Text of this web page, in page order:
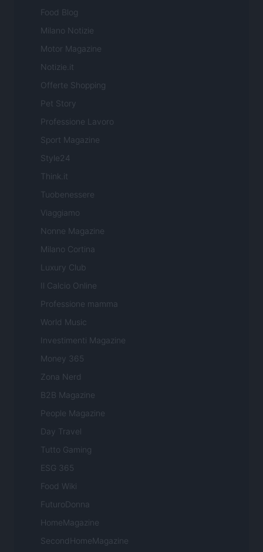
Food Blog
Milano Notizie
Motor Magazine
Notizie.it
Offerte Shopping
Pet Story
Professione Lavoro
Sport Magazine
Style24
Think.it
Tuobenessere
Viaggiamo
Nonne Magazine
Milano Cortina
Luxury Club
Il Calcio Online
Professione mamma
World Music
Investimenti Magazine
Money 365
Zona Nerd
B2B Magazine
People Magazine
Day Travel
Tutto Gaming
ESG 365
Food Wiki
FuturoDonna
HomeMagazine
SecondHomeMagazine